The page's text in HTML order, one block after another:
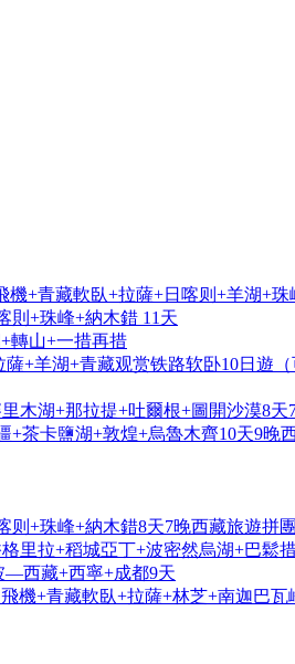
+青藏軟臥+拉薩+日喀则+羊湖+
則+珠峰+納木錯 11天
轉山+一措再措
+羊湖+青藏观赏铁路软卧10日遊（
木湖+那拉提+吐爾根+圖開沙漠8天
+茶卡鹽湖+敦煌+烏魯木齊10天9晚
则+珠峰+納木錯8天7晚西藏旅遊拼團
里拉+稻城亞丁+波密然烏湖+巴鬆
—西藏+西寧+成都9天
機+青藏軟臥+拉薩+林芝+南迦巴